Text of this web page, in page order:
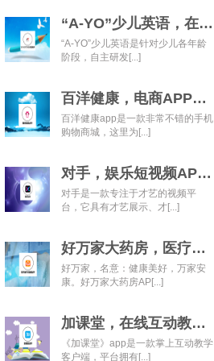
“A-YO”少儿英语，在线语言学习平台开发经典案例
“A-YO”少儿英语是针对少儿各年龄
阶段，自主研发[...]
百洋健康，电商APP开发经典案例
百洋健康app是一款非常不错的手机
购物商城，这里为[...]
对手，娱乐短视频APP开发经典案例
对手是一款专注于才艺的视频平
台，它具有才艺展示、才[...]
好万家大药房，医疗健康APP开发经典案例
好万家，名意：健康美好，万家安
康。好万家大药房AP[...]
加课堂，在线互动教育APP经典案例
《加课堂》app是一款掌上互动教学
客户端，平台拥有[...]